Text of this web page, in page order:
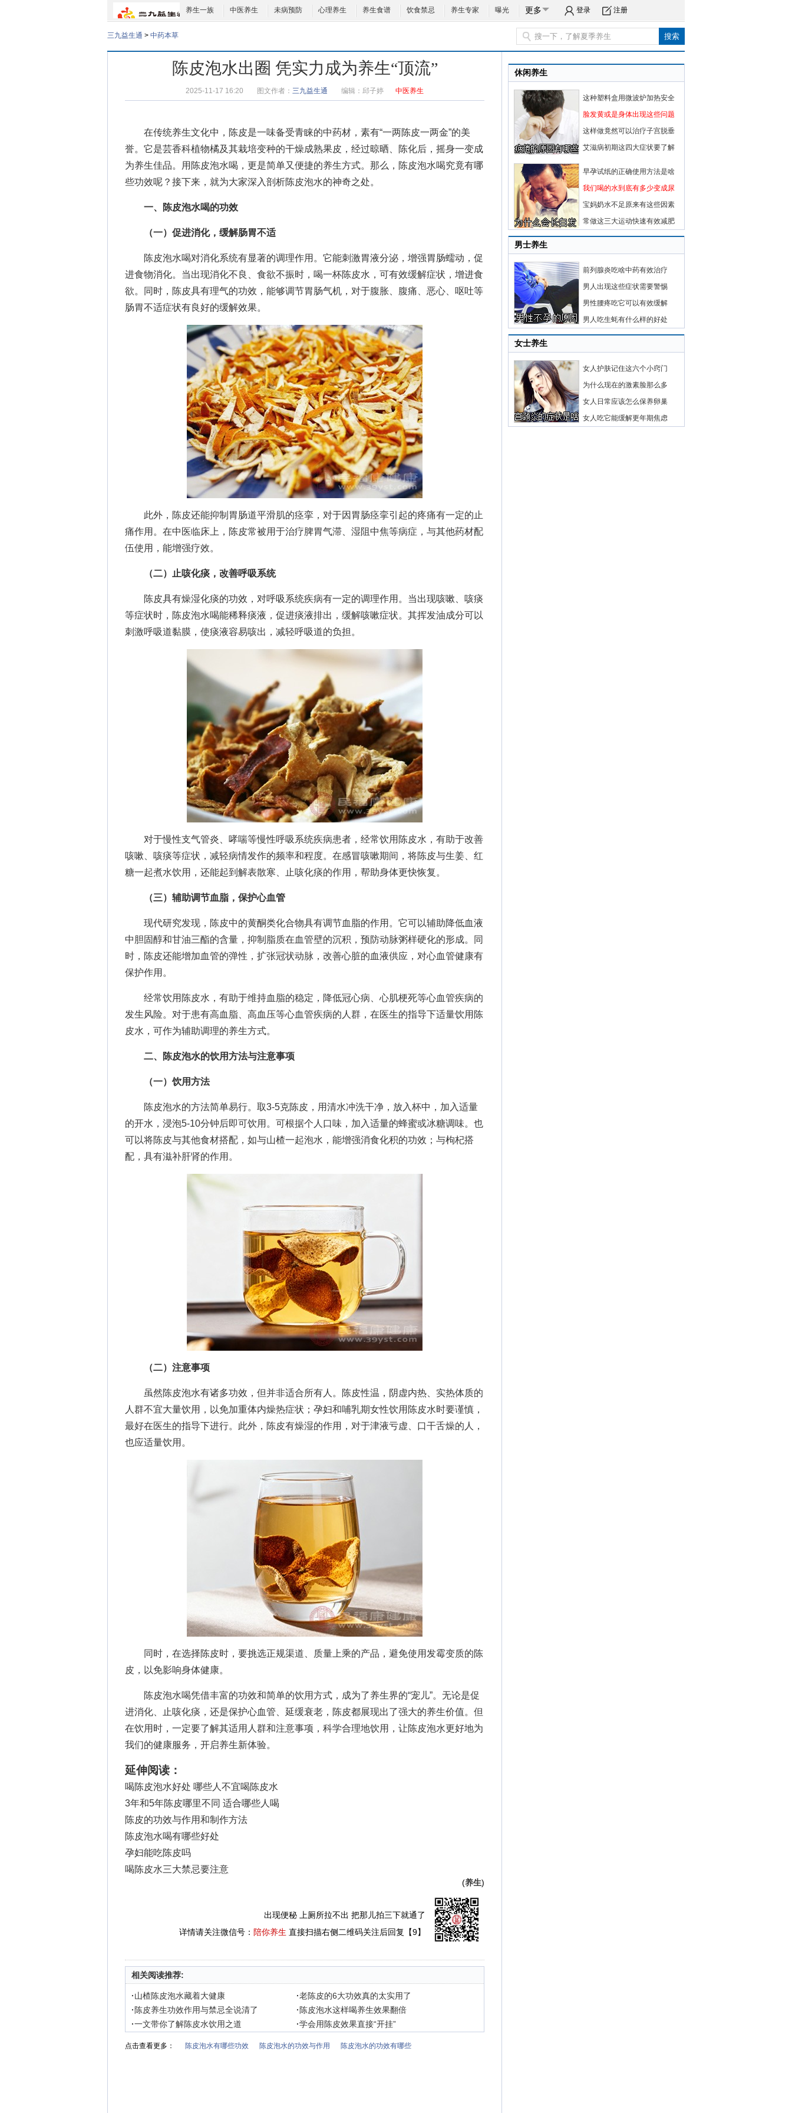
养生一族 中医养生 未病预防 心理养生 养生食谱 饮食禁忌 养生专家 曝光 更多 登录 注册
三九益生通 > 中药本草
陈皮泡水出圈 凭实力成为养生“顶流”
2025-11-17 16:20 图文作者： 三九益生通 编辑： 邱子婷 中医养生
在传统养生文化中，陈皮是一味备受青睐的中药材，素有“一两陈皮一两金”的美
誉。它是芸香科植物橘及其栽培变种的干燥成熟果皮，经过晾晒、陈化后，摇身一变成
为养生佳品。用陈皮泡水喝，更是简单又便捷的养生方式。那么，陈皮泡水喝究竟有哪
些功效呢？接下来，就为大家深入剖析陈皮泡水的神奇之处。
一、陈皮泡水喝的功效
（一）促进消化，缓解肠胃不适
陈皮泡水喝对消化系统有显著的调理作用。它能刺激胃液分泌，增强胃肠蠕动，促
进食物消化。当出现消化不良、食欲不振时，喝一杯陈皮水，可有效缓解症状，增进食
欲。同时，陈皮具有理气的功效，能够调节胃肠气机，对于腹胀、腹痛、恶心、呕吐等
肠胃不适症状有良好的缓解效果。
此外，陈皮还能抑制胃肠道平滑肌的痉挛，对于因胃肠痉挛引起的疼痛有一定的止
痛作用。在中医临床上，陈皮常被用于治疗脾胃气滞、湿阻中焦等病症，与其他药材配
伍使用，能增强疗效。
（二）止咳化痰，改善呼吸系统
陈皮具有燥湿化痰的功效，对呼吸系统疾病有一定的调理作用。当出现咳嗽、咳痰
等症状时，陈皮泡水喝能稀释痰液，促进痰液排出，缓解咳嗽症状。其挥发油成分可以
刺激呼吸道黏膜，使痰液容易咳出，减轻呼吸道的负担。
对于慢性支气管炎、哮喘等慢性呼吸系统疾病患者，经常饮用陈皮水，有助于改善
咳嗽、咳痰等症状，减轻病情发作的频率和程度。在感冒咳嗽期间，将陈皮与生姜、红
糖一起煮水饮用，还能起到解表散寒、止咳化痰的作用，帮助身体更快恢复。
（三）辅助调节血脂，保护心血管
现代研究发现，陈皮中的黄酮类化合物具有调节血脂的作用。它可以辅助降低血液
中胆固醇和甘油三酯的含量，抑制脂质在血管壁的沉积，预防动脉粥样硬化的形成。同
时，陈皮还能增加血管的弹性，扩张冠状动脉，改善心脏的血液供应，对心血管健康有
保护作用。
经常饮用陈皮水，有助于维持血脂的稳定，降低冠心病、心肌梗死等心血管疾病的
发生风险。对于患有高血脂、高血压等心血管疾病的人群，在医生的指导下适量饮用陈
皮水，可作为辅助调理的养生方式。
二、陈皮泡水的饮用方法与注意事项
（一）饮用方法
陈皮泡水的方法简单易行。取3-5克陈皮，用清水冲洗干净，放入杯中，加入适量
的开水，浸泡5-10分钟后即可饮用。可根据个人口味，加入适量的蜂蜜或冰糖调味。也
可以将陈皮与其他食材搭配，如与山楂一起泡水，能增强消食化积的功效；与枸杞搭
配，具有滋补肝肾的作用。
（二）注意事项
虽然陈皮泡水有诸多功效，但并非适合所有人。陈皮性温，阴虚内热、实热体质的
人群不宜大量饮用，以免加重体内燥热症状；孕妇和哺乳期女性饮用陈皮水时要谨慎，
最好在医生的指导下进行。此外，陈皮有燥湿的作用，对于津液亏虚、口干舌燥的人，
也应适量饮用。
同时，在选择陈皮时，要挑选正规渠道、质量上乘的产品，避免使用发霉变质的陈
皮，以免影响身体健康。
陈皮泡水喝凭借丰富的功效和简单的饮用方式，成为了养生界的“宠儿”。无论是促
进消化、止咳化痰，还是保护心血管、延缓衰老，陈皮都展现出了强大的养生价值。但
在饮用时，一定要了解其适用人群和注意事项，科学合理地饮用，让陈皮泡水更好地为
我们的健康服务，开启养生新体验。
延伸阅读：
喝陈皮泡水好处 哪些人不宜喝陈皮水
3年和5年陈皮哪里不同 适合哪些人喝
陈皮的功效与作用和制作方法
陈皮泡水喝有哪些好处
孕妇能吃陈皮吗
喝陈皮水三大禁忌要注意
(养生)
出现便秘 上厕所拉不出 把那儿拍三下就通了
详情请关注微信号： 陪你养生 直接扫描右侧二维码关注后回复【9】
相关阅读推荐:
·山楂陈皮泡水藏着大健康 ·老陈皮的6大功效真的太实用了
· 陈皮养生功效作用与禁忌全说清了 · 陈皮泡水这样喝养生效果翻倍
·一文带你了解陈皮水饮用之道 ·学会用陈皮效果直接“开挂”
点击查看更多： 陈皮泡水有哪些功效 陈皮泡水的功效与作用 陈皮泡水的功效有哪些
休闲养生
这种塑料盒用微波炉加热安全
脸发黄或是身体出现这些问题
这样做竟然可以治疗子宫脱垂
艾滋病初期这四大症状要了解
早孕试纸的正确使用方法是啥
我们喝的水到底有多少变成尿
宝妈奶水不足原来有这些因素
常做这三大运动快速有效减肥
男士养生
前列腺炎吃啥中药有效治疗
男人出现这些症状需要警惕
男性腰疼吃它可以有效缓解
男人吃生蚝有什么样的好处
女士养生
女人护肤记住这六个小窍门
为什么现在的激素脸那么多
女人日常应该怎么保养卵巢
女人吃它能缓解更年期焦虑